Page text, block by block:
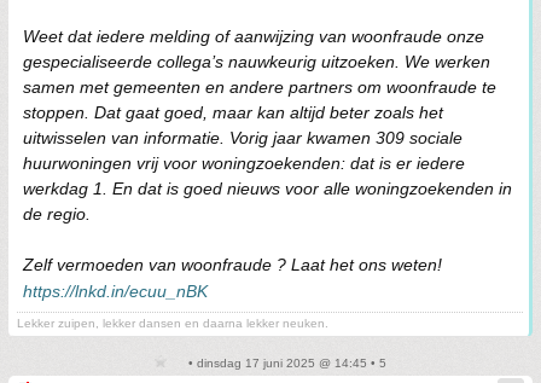
Weet dat iedere melding of aanwijzing van woonfraude onze
gespecialiseerde collega’s nauwkeurig uitzoeken. We werken
samen met gemeenten en andere partners om woonfraude te
stoppen. Dat gaat goed, maar kan altijd beter zoals het
uitwisselen van informatie. Vorig jaar kwamen 309 sociale
huurwoningen vrij voor woningzoekenden: dat is er iedere
werkdag 1. En dat is goed nieuws voor alle woningzoekenden in
de regio.
Zelf vermoeden van woonfraude ? Laat het ons weten!
https://lnkd.in/ecuu_nBK
Lekker zuipen, lekker dansen en daarna lekker neuken.
• dinsdag 17 juni 2025 @ 14:45 • 5